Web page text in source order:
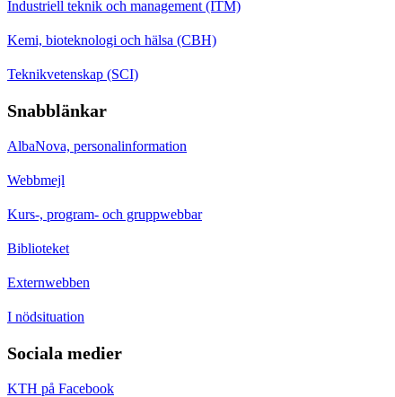
Industriell teknik och management (ITM)
Kemi, bioteknologi och hälsa (CBH)
Teknikvetenskap (SCI)
Snabblänkar
AlbaNova, personalinformation
Webbmejl
Kurs-, program- och gruppwebbar
Biblioteket
Externwebben
I nödsituation
Sociala medier
KTH på Facebook